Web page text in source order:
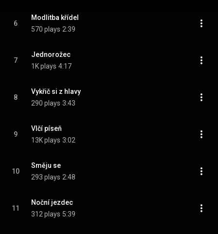
6
Modlitba křídel
570 plays 2:39
7
Jednorožec
1K plays 4:17
8
Vykřič si z hlavy
290 plays 3:43
9
Vlčí píseň
13K plays 3:02
10
Směju se
293 plays 2:48
11
Noční jezdec
312 plays 5:39